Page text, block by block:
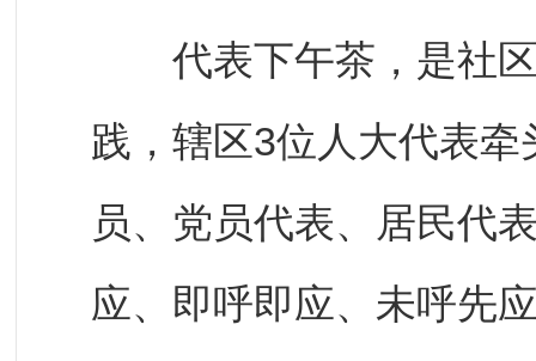
代表下午茶，是社区
践，辖区3位人大代表
员、党员代表、居民代
应、即呼即应、未呼先